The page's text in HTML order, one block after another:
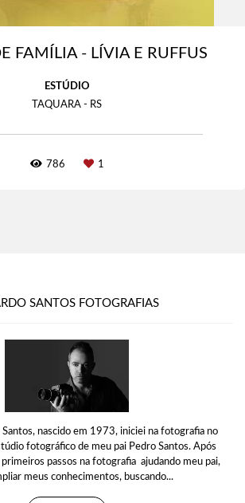
FAMÍLIA - LÍVIA E RUFFUS
ESTÚDIO
TAQUARA - RS
786 1
SANTOS FOTOGRAFIAS
Santos, nascido em 1973, iniciei na fotografia no
fotográfico de meu pai Pedro Santos. Após
passos na fotografia ajudando meu pai,
meus conhecimentos, buscando...